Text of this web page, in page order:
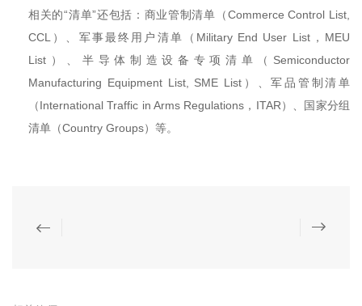
相关的“清单”还包括：商业管制清单（Commerce Control List,
CCL）、军事最终用户清单（Military End User List，MEU
List）、半导体制造设备专项清单（Semiconductor
Manufacturing Equipment List, SME List）、军品管制清单
（International Traffic in Arms Regulations，ITAR）、国家分组
清单（Country Groups）等。